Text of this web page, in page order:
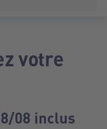
votre
08 inclus